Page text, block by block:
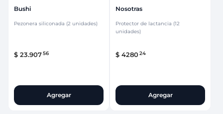
Bushi
Pezonera siliconada (2 unidades)
$ 23.90756
Agregar
Nosotras
Protector de lactancia (12
unidades)
$ 428024
Agregar